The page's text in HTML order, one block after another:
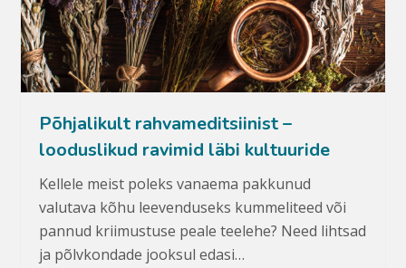
Põhjalikult rahvameditsiinist –
looduslikud ravimid läbi kultuuride
Kellele meist poleks vanaema pakkunud
valutava kõhu leevenduseks kummeliteed või
pannud kriimustuse peale teelehe? Need lihtsad
ja põlvkondade jooksul edasi…